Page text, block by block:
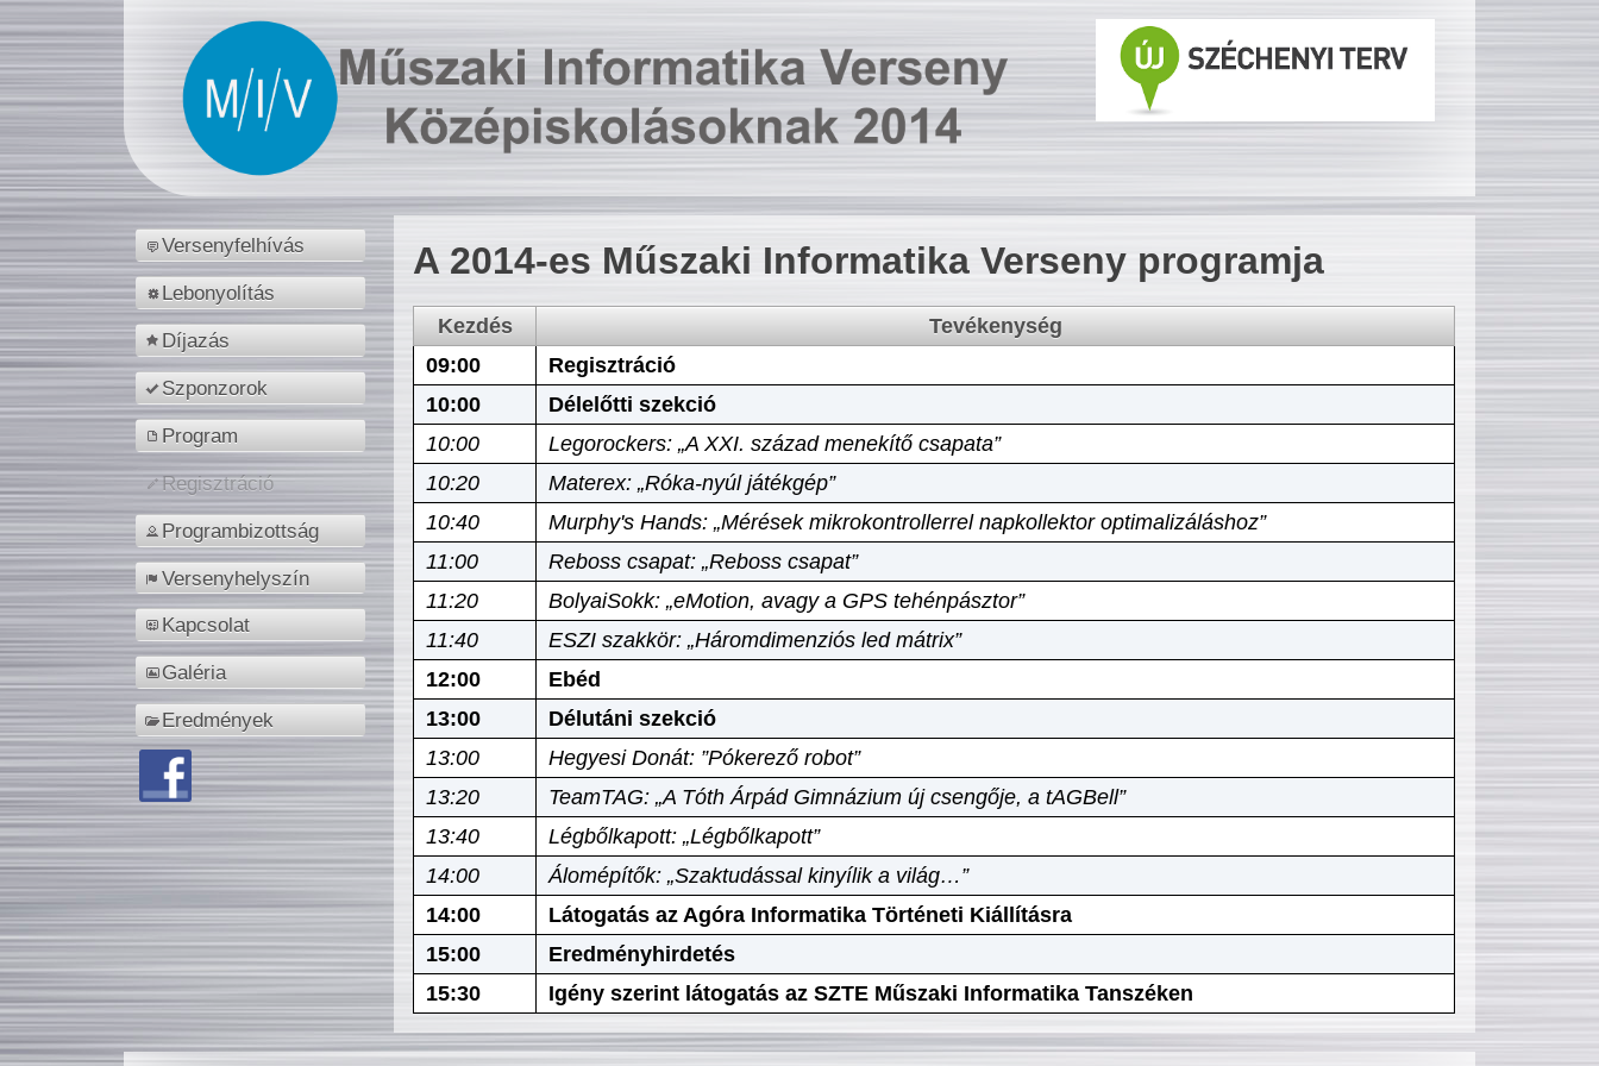
Versenyfelhívás
Lebonyolítás
Díjazás
Szponzorok
Program
Regisztráció
Programbizottság
Versenyhelyszín
Kapcsolat
Galéria
Eredmények
A 2014-es Műszaki Informatika Verseny programja
Kezdés
Tevékenység
09:00
Regisztráció
10:00
Délelőtti szekció
10:00
Legorockers: „A XXI. század menekítő csapata”
10:20
Materex: „Róka-nyúl játékgép”
10:40
Murphy's Hands: „Mérések mikrokontrollerrel napkollektor optimalizáláshoz”
11:00
Reboss csapat: „Reboss csapat”
11:20
BolyaiSokk: „eMotion, avagy a GPS tehénpásztor”
11:40
ESZI szakkör: „Háromdimenziós led mátrix”
12:00
Ebéd
13:00
Délutáni szekció
13:00
Hegyesi Donát: ”Pókerező robot”
13:20
TeamTAG: „A Tóth Árpád Gimnázium új csengője, a tAGBell”
13:40
Légbőlkapott: „Légbőlkapott”
14:00
Álomépítők: „Szaktudással kinyílik a világ…”
14:00
Látogatás az Agóra Informatika Történeti Kiállításra
15:00
Eredményhirdetés
15:30
Igény szerint látogatás az SZTE Műszaki Informatika Tanszéken